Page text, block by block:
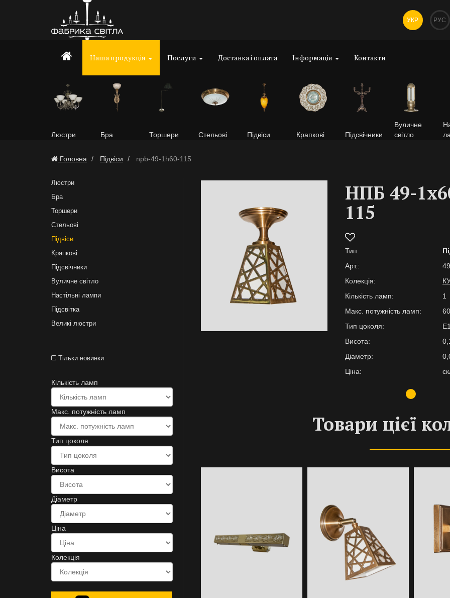
УКР РУС
Наша продукція Послуги Доставка і оплата Інформація Контакти
Люстри Бра Торшери Стельові Підвіси Крапкові Підсвічники
Вуличне
світло
Головна Підвіси npb-49-1h60-115
Люстри
Бра
Торшери
Стельові
Підвіси
Крапкові
Підсвічники
Вуличне світло
Настільні лампи
Підсвітка
Великі люстри
Тільки новинки
Кількість ламп
Макс. потужність ламп
Тип цоколя
Висота
Діаметр
Ціна
Колекція
НПБ 49-
115
Тип:
Арт.:
Колекція:
Кількість ламп:
1
Макс. потужність ламп:
60
Тип цоколя:
Висота:
Діаметр:
Ціна:
Товари цієї